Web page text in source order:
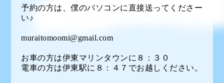
予約の方は、僕のパソコンに直接送ってくださー
い♪
muraitomoomi@gmail.com
お車の方は伊東マリンタウンに８：３０
電車の方は伊東駅に８：４７でお越しください。